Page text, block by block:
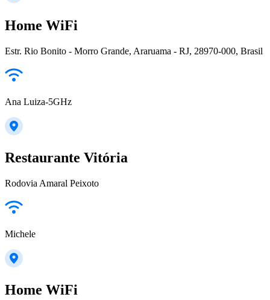
Home WiFi
Estr. Rio Bonito - Morro Grande, Araruama - RJ, 28970-000, Brasil
Ana Luiza-5GHz
Restaurante Vitória
Rodovia Amaral Peixoto
Michele
Home WiFi